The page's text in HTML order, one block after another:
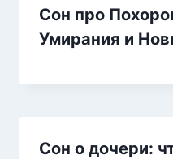
Сон про
Умирания и
Сон о дочери: